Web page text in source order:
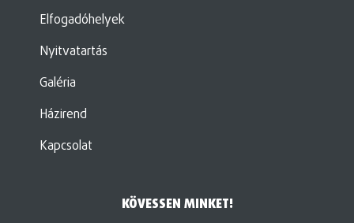
Elfogadóhelyek
Nyitvatartás
Galéria
Házirend
Kapcsolat
KÖVESSEN MINKET!